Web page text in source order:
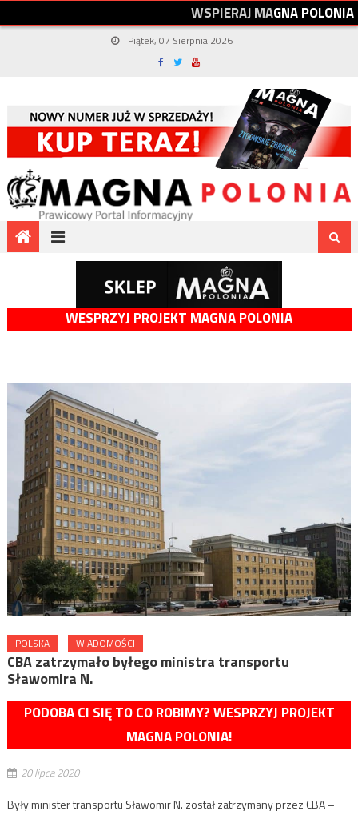
WSPIERAJMAGNAPOLONIA
Piątek, 07 Sierpnia 2026
WESPRZYJ PROJEKT MAGNA POLONIA
POLSKA WIADOMOŚCI
CBA zatrzymało byłego ministra transportu
Sławomira N.
PODOBA CI SIĘ TO CO ROBIMY? WESPRZYJ PROJEKT
MAGNA POLONIA!
20 lipca 2020
Były minister transportu Sławomir N. został zatrzymany przez CBA –